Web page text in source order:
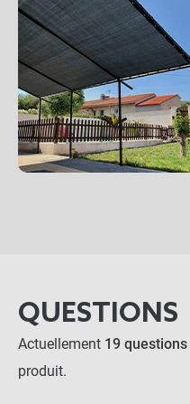
QUESTIONS
Actuellement 19 questions
produit.